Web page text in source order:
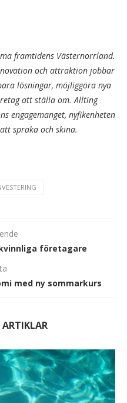
framtidens Västernorrland.
och attraktion jobbar
lösningar, möjliggöra nya
att ställa om. Allting
engagemanget, nyfikenheten
spraka och skina.
företagare
med ny sommarkurs
ARTIKLAR